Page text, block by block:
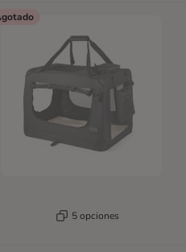
5 opciones